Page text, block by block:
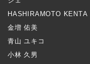
HASHIRAMOTO KENTA
金増 佑美
青山 ユキコ
小林 久男